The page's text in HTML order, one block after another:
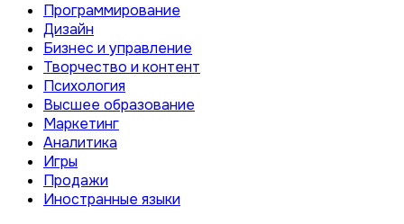
Программирование
Дизайн
Бизнес и управление
Творчество и контент
Психология
Высшее образование
Маркетинг
Аналитика
Игры
Продажи
Иностранные языки